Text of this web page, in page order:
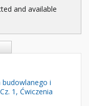
and available
i
1, Ćwiczenia